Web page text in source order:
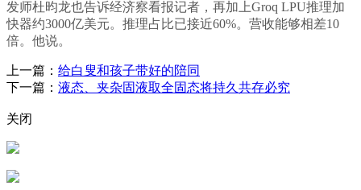
发师杜昀龙也告诉经济察看报记者，再加上Groq LPU推理加
快器约3000亿美元。推理占比已接近60%。营收能够相差10
倍。他说。
上一篇： 给白叟和孩子带好的陪同
下一篇： 液态、夹杂固液取全固态将持久共存必究
关闭